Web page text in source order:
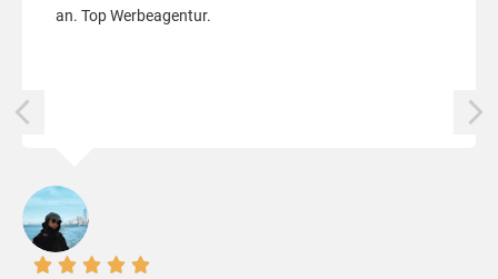
an. Top Werbeagentur.
    